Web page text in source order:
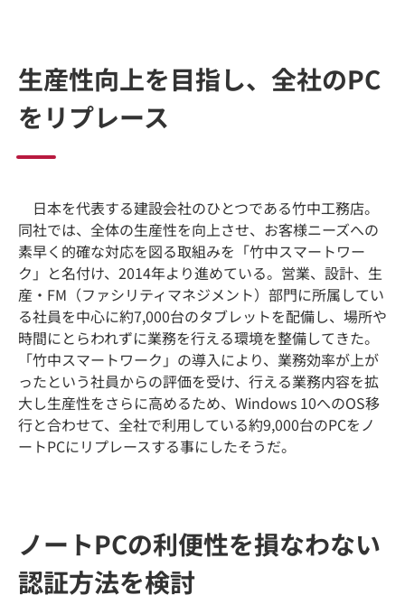
生産性向上を目指し、全社のPC
をリプレース
日本を代表する建設会社のひとつである竹中工務店。
同社では、全体の生産性を向上させ、お客様ニーズへの
素早く的確な対応を図る取組みを「竹中スマートワー
ク」と名付け、2014年より進めている。営業、設計、生
産・FM（ファシリティマネジメント）部門に所属してい
る社員を中心に約7,000台のタブレットを配備し、場所や
時間にとらわれずに業務を行える環境を整備してきた。
「竹中スマートワーク」の導入により、業務効率が上が
ったという社員からの評価を受け、行える業務内容を拡
大し生産性をさらに高めるため、Windows 10へのOS移
行と合わせて、全社で利用している約9,000台のPCをノ
ートPCにリプレースする事にしたそうだ。
ノートPCの利便性を損なわない
認証方法を検討